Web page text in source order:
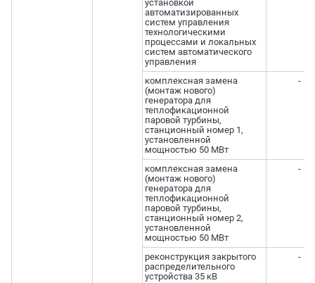
установкой
автоматизированных
систем управления
технологическими
процессами и локальных
систем автоматического
управления
комплексная замена
(монтаж нового)
генератора для
теплофикационной
паровой турбины,
станционный номер 1,
установленной
мощностью 50 МВт
-
комплексная замена
(монтаж нового)
генератора для
теплофикационной
паровой турбины,
станционный номер 2,
установленной
мощностью 50 МВт
-
реконструкция закрытого
распределительного
устройства 35 кВ
-